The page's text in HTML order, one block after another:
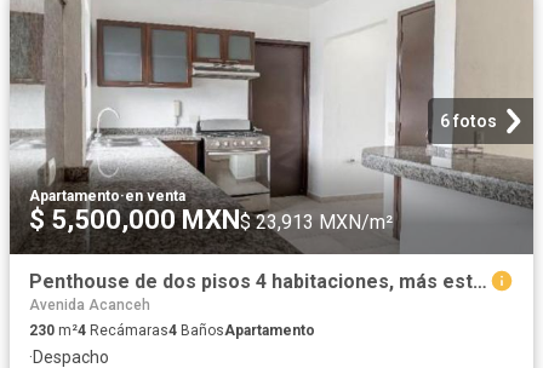
6 fotos
Apartamento·en venta
$ 5,500,000 MXN$ 23,913 MXN/m²
Penthouse de dos pisos 4 habitaciones, más estudio y 4.5 baños cerca de plaza las Américas
Avenida Acanceh
230 m²4 Recámaras4 BañosApartamento
·Despacho